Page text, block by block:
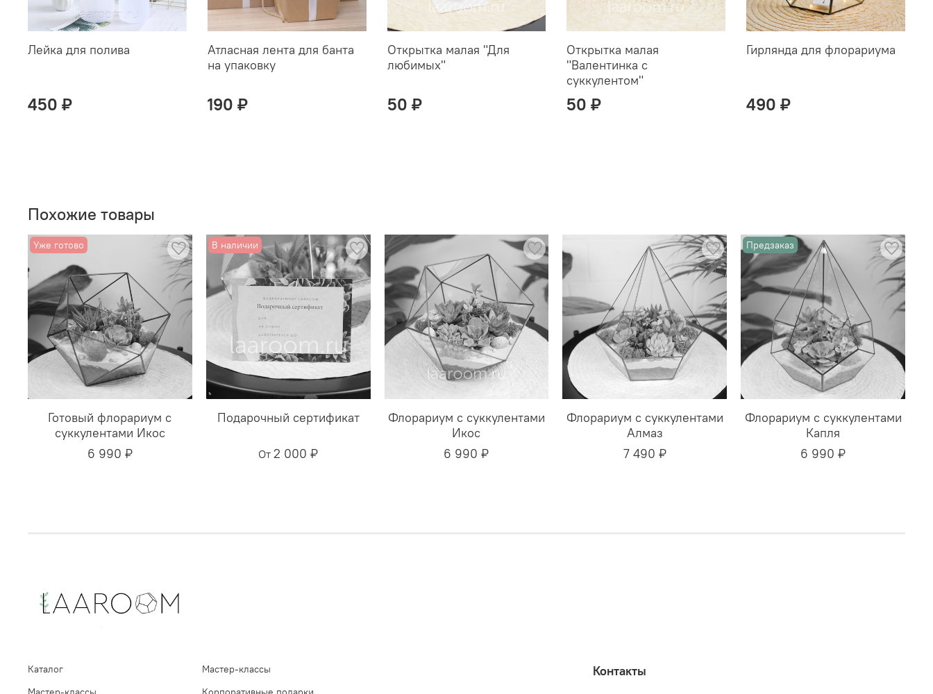
Лейка для полива
450 ₽
Атласная лента для банта
на упаковку
190 ₽
Открытка малая "Для
любимых"
50 ₽
Открытка малая
"Валентинка с
суккулентом"
50 ₽
Гирлянда для флорариума
490 ₽
Похожие товары
Уже готово
Готовый флорариум с
суккулентами Икос
6 990 ₽
В наличии
Подарочный сертификат
От 2 000 ₽
Флорариум с суккулентами
Икос
6 990 ₽
Флорариум с суккулентами
Алмаз
7 490 ₽
Предзаказ
Флорариум с суккулентами
Капля
6 990 ₽
Каталог
Мастер-классы
Контакты